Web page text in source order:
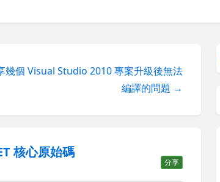
幾個 Visual Studio 2010 專案升級後無法
編譯的問題 →
核心原始碼
分享